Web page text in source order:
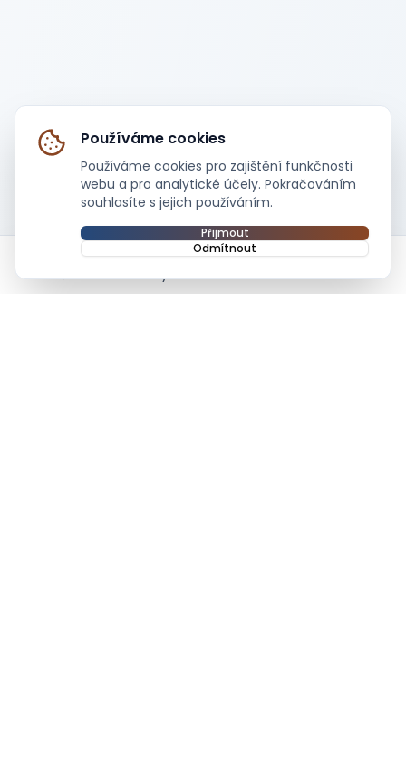
Domů Kurzy Komunita
Používáme cookies
Používáme cookies pro zajištění funkčnosti
webu a pro analytické účely. Pokračováním
souhlasíte s jejich používáním.
Přijmout
Odmítnout